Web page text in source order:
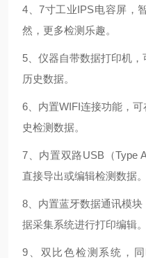
4、7寸工业IPS电容屏，
然，更多检测乐趣。
5、仪器自带数据打印机
历史数据。
6、内置WIFI连接功能，
史检测数据。
7、内置双路USB（Type
直接导出或编辑检测数据。
8、内置蓝牙数据通讯模
据采集系统进行打印编辑。
9、双比色检测系统，